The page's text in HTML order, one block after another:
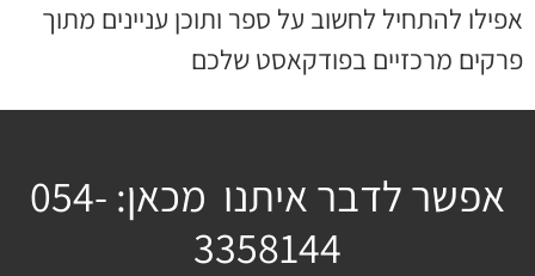
אפילו להתחיל לחשוב על ספר ותוכן עניינים מתוך
פרקים מרכזיים בפודקאסט שלכם
אפשר לדבר איתנו מכאן: 054-
3358144